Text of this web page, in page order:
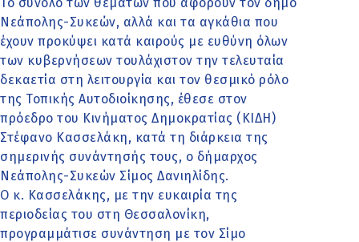
Νεάπολης-Συκεών, αλλά και τα αγκάθια που
έχουν προκύψει κατά καιρούς με ευθύνη όλων
των κυβερνήσεων τουλάχιστον την τελευταία
δεκαετία στη λειτουργία και τον θεσμικό ρόλο
της Τοπικής Αυτοδιοίκησης, έθεσε στον
πρόεδρο του Κινήματος Δημοκρατίας (ΚΙΔΗ)
Στέφανο Κασσελάκη, κατά τη διάρκεια της
σημερινής συνάντησής τους, ο δήμαρχος
Νεάπολης-Συκεών Σίμος Δανιηλίδης.
Ο κ. Κασσελάκης, με την ευκαιρία της
περιοδείας του στη Θεσσαλονίκη,
προγραμμάτισε συνάντηση με τον Σίμο